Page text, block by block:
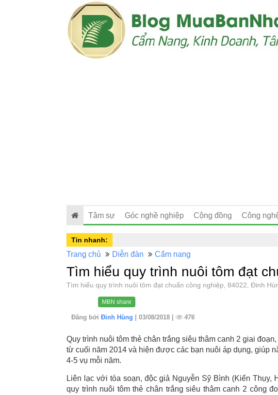
Tâm sự Góc nghề nghiệp Cộng đồng Công
Tin nhanh:
Trang chủ Diễn đàn Cẩm nang
Tìm hiểu quy trình nuôi tôm đạt
Tìm hiểu quy trình nuôi tôm đạt chuẩn công nghiệp, 84022, Đinh
MBN share
Đăng bởi Đinh Hùng | 03/08/2018 | 476
Quy trình nuôi tôm thẻ chân trắng siêu thâm canh 2 giai
từ cuối năm 2014 và hiện được các bạn nuôi áp dụng, giúp
4-5 vụ mỗi năm.
Liên lạc với tòa soạn, độc giả Nguyễn Sỹ Bình (Kiến Thụy,
quy trình nuôi tôm thẻ chân trắng siêu thâm canh 2 công